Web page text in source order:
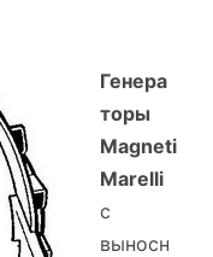
Генера
торы
Magneti
Marelli
с
выносн